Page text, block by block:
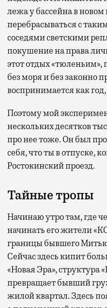
лежа у бассейна в
перебрасываться с
соседями светскими
покушение на права
этот отдых «тюленьим»,
без моря и без законно
воспринимается как
Поэтому мой
нескольких десятков
про нее тоже. Он был
себя, что ты в отпуске,
Ростокинский проезд.
Тайные тропы
Начинаю утро там, где
начинать его жители
границы бывшего
Сейчас здесь кипит
«Новая Эра»,
превращает бывший
жилой квартал. Здесь